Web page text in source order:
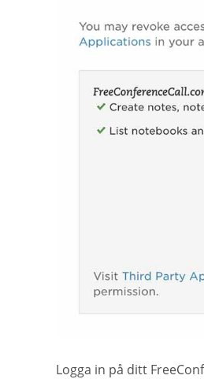
Logga in på ditt